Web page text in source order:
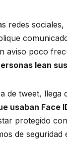
redes
aviso poco
lean
de tweet, llega
usaban Face
protegido
de